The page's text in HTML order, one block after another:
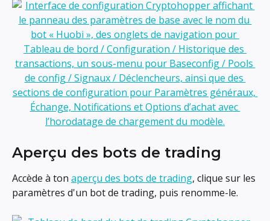
Aperçu des bots de trading
Accède à ton aperçu des bots de trading, clique sur les
paramètres d'un bot de trading, puis renomme-le.